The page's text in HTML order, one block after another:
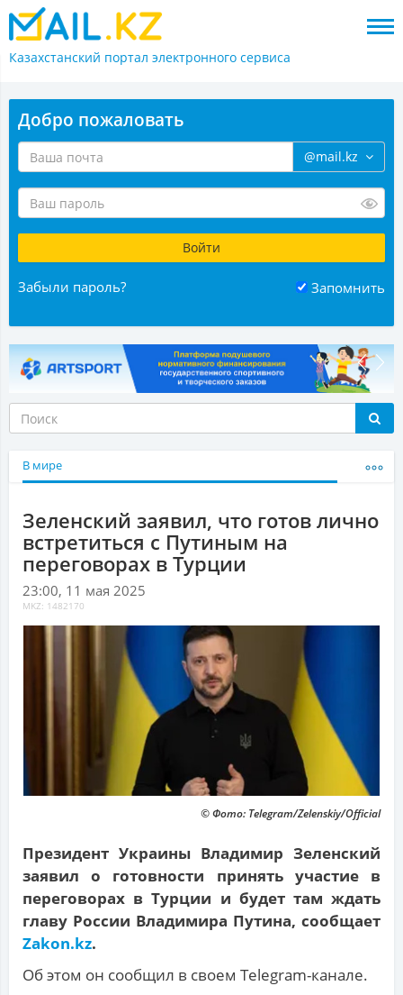
Казахстанский портал электронного сервиса
Добро пожаловать
@mail.kz
Забыли пароль? Запомнить
В мире
Зеленский заявил, что готов лично
встретиться с Путиным на
переговорах в Турции
23:00, 11 мая 2025
MKZ: 1482170
© Фото: Telegram/Zelenskiy/Official
Президент Украины Владимир Зеленский
заявил о готовности принять участие в
переговорах в Турции и будет там ждать
главу России Владимира Путина, сообщает
Zakon.kz.
Об этом он сообщил в своем Telegram-канале.